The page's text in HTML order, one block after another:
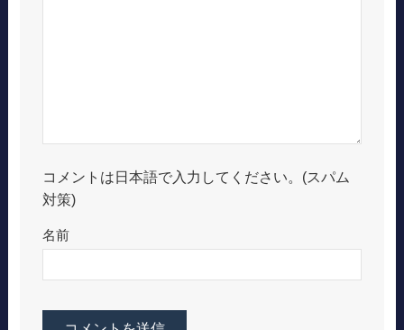
コメントは日本語で入力してください。(スパム
対策)
名前